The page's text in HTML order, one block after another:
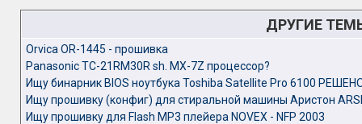
ДРУГИЕ
Orvica OR-1445 - прошивка
Panasonic TC-21RM30R sh. MX-7Z процессор?
Ищу бинарник BIOS ноутбука Toshiba Satellite Pro 6100
Ищу прошивку (конфиг) для стиральной машины Аристон
Ищу прошивку для Flash MP3 плейера NOVEX - NFP 2003